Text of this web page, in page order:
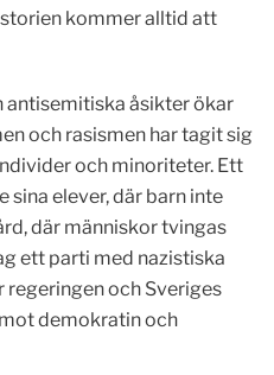
kommer alltid att
antisemitiska åsikter ökar
och rasismen har tagit sig
och minoriteter. Ett
sina elever, där barn inte
där människor tvingas
ett parti med nazistiska
och Sveriges
demokratin och